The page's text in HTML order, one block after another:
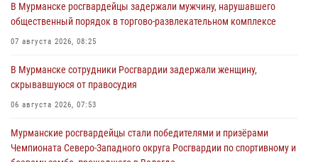
В Мурманске росгвардейцы задержали мужчину, нарушавшего
общественный порядок в торгово-развлекательном комплексе
07 августа 2026, 08:25
В Мурманске сотрудники Росгвардии задержали женщину,
скрывавшуюся от правосудия
06 августа 2026, 07:53
Мурманские росгвардейцы стали победителями и призёрами
Чемпионата Северо-Западного округа Росгвардии по спортивному и